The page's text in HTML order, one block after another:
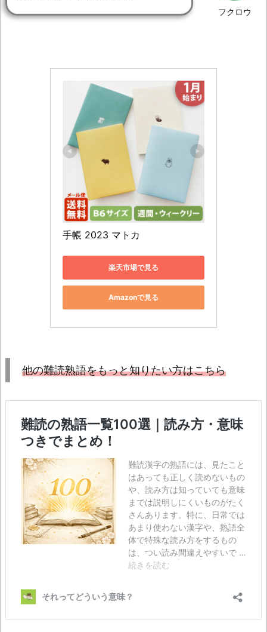
フクロウ
手帳 2023 マトカ
楽天市場で見る
Amazonで見る
他の難読熟語をもっと知りたい方はこちら